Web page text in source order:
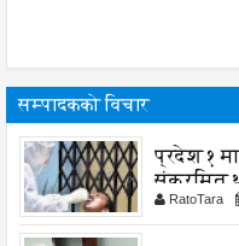
सम्पादकको विचार
प्रदेश १
संक्रमित
RatoTara